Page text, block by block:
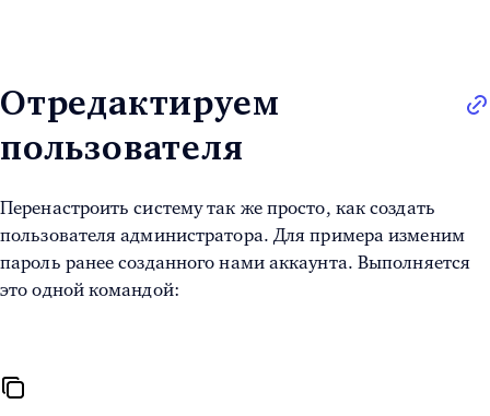
Отредактируем
пользователя
Перенастроить систему так же просто, как создать
пользователя администратора. Для примера изменим
пароль ранее созданного нами аккаунта. Выполняется
это одной командой: